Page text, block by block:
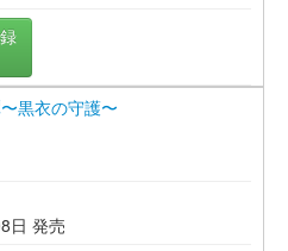
黒衣の守護〜
日 発売